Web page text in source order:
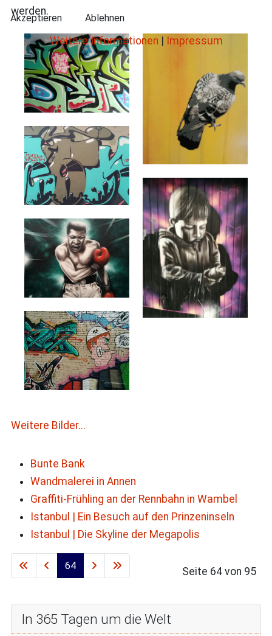
werden.
Weitere Bilder...
Bunte Bank
Wandmalerei in Annen
Graffiti-Frühling an der Rennbahn in Wambel
Istanbul | Ein Besuch auf den Prinzeninseln
Istanbul | Die Skyline der Megapolis
Seite 64 von 95
64
In 365 Tagen um die Welt
Akzeptieren Ablehnen
Weitere Informationen | Impressum